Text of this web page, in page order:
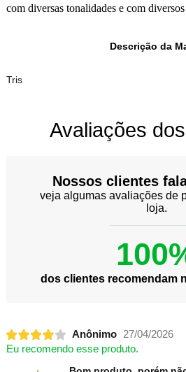
com diversas tonalidades e com
Descrição da
Tris
Avaliações
Nossos clientes
veja algumas avaliações de
loja.
dos clientes recomendam
Anônimo
27/04/2026
Eu recomendo esse produto.